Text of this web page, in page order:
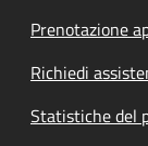
Prenotazione
Richiedi
Statistiche del